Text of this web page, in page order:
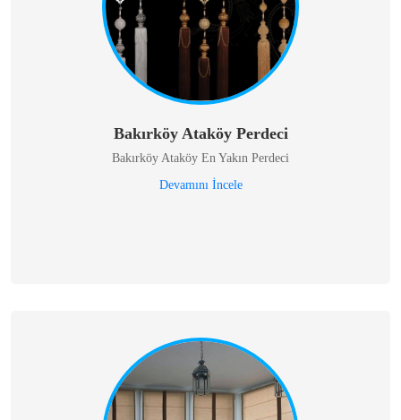
Bakırköy Ataköy Perdeci
Bakırköy Ataköy En Yakın Perdeci
Devamını İncele